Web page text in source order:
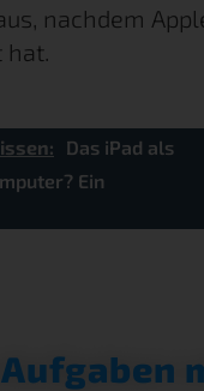
nachdem
Das iPad als
Ein